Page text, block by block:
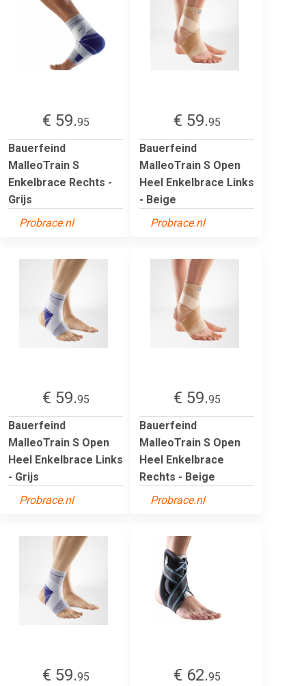
€ 59.95
Bauerfeind
MalleoTrain S
Enkelbrace Rechts -
Grijs
Probrace.nl
€ 59.95
Bauerfeind
MalleoTrain S Open
Heel Enkelbrace Links
- Beige
Probrace.nl
€ 59.95
Bauerfeind
MalleoTrain S Open
Heel Enkelbrace Links
- Grijs
Probrace.nl
€ 59.95
Bauerfeind
MalleoTrain S Open
Heel Enkelbrace
Rechts - Beige
Probrace.nl
€ 59.95 € 62.95